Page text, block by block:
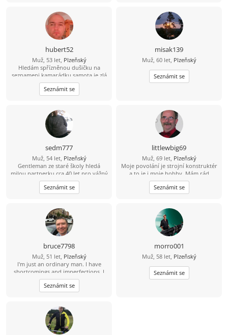
hubert52
Muž, 53 let, Plzeňský
Hledám spřízněnou dušičku na
seznameni kamarádku samota je zlá
mám rád toulky přírodou cyklistiku
na výlety a na večerní procházky
jsem romantik
Seznámit se
misak139
Muž, 60 let, Plzeňský
Seznámit se
sedm777
Muž, 54 let, Plzeňský
Gentleman ze staré školy hledá
milou partnerku cca 40 let pro vážný
vztah -rodinu? Jen bezdětnou.
Seznámit se
littlewbig69
Muž, 69 let, Plzeňský
Moje povolání je strojní konstruktér
a to je i moje hobby. Mám rád
přesnost a umím si poradit snad se
vším co je doma nutné opravit či
udělat. Rád vařím a peču. Jsem
ženám úctu! SEX je moje droga a
inspirace pro mojí tvůrčí práci! V
našem věku nějaký ten rok ± nehraje
žádnou roli. Moje krédo je jak zpívá
Karel Gott: "Být stále mlád!" Život se
musí užívat a nejen přežívat!
Seznámit se
bruce7798
Muž, 51 let, Plzeňský
I'm just an ordinary man. I have
shortcomings and imperfections. I
don't know what kind of life others
need. That's not my job. I only know
what kind of life I want. If you like
to me. I really love that kind of
ordinary and down - to - earth love.
It doesn't need to be as
exaggeratedly romantic as in
Seznámit se
morro001
Muž, 58 let, Plzeňský
Seznámit se